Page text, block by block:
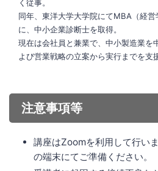
く従事。
同年、東洋大学大学院にてMBA（経
に、中小企業診断士を取得。
現在は会社員と兼業で、中小製造業を
よび営業戦略の立案から実行までを支
注意事項等
講座はZoomを利用して行い
の端末にてご準備ください。